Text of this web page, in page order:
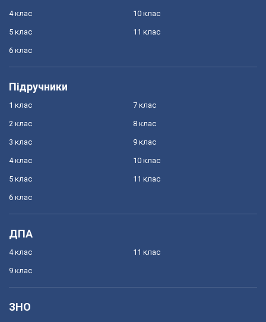
4 клас
5 клас
6 клас
10 клас
11 клас
Підручники
1 клас
2 клас
3 клас
4 клас
5 клас
6 клас
7 клас
8 клас
9 клас
10 клас
11 клас
ДПА
4 клас
9 клас
11 клас
ЗНО